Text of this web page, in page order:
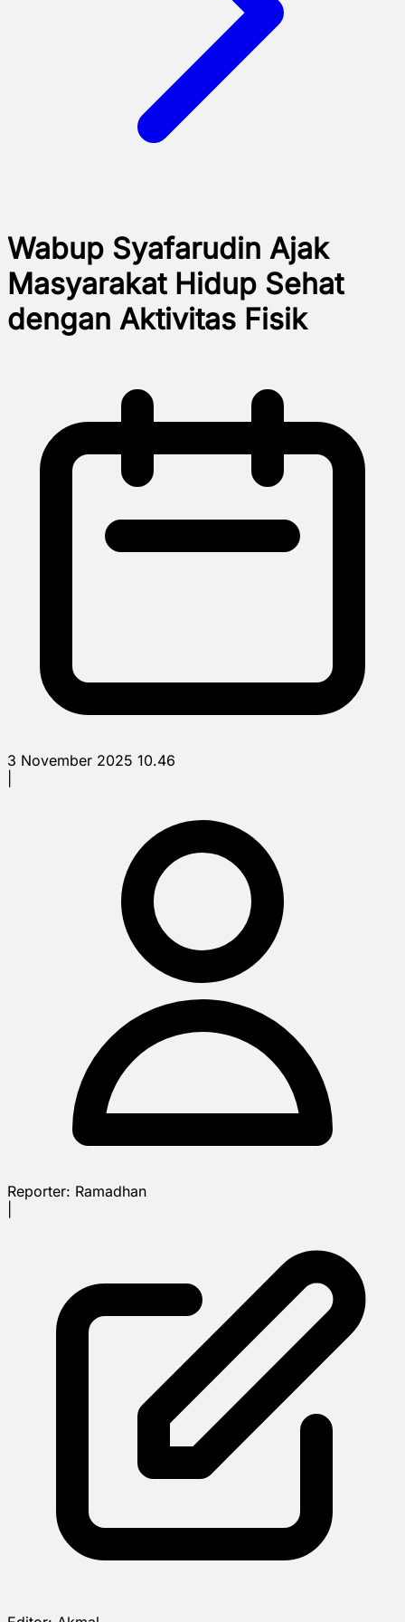
Wabup Syafarudin Ajak
Masyarakat Hidup Sehat
dengan Aktivitas Fisik
3 November 2025 10.46
Reporter: Ramadhan